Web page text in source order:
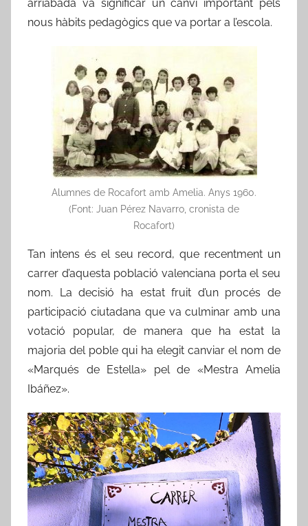
arriabada va significar un canvi important pels
nous hàbits pedagògics que va portar a l’escola.
Alumnes de Rocafort amb Amelia. Anys 1960.
(Font: Juan Pérez Navarro, cronista de
Rocafort)
Tan intens és el seu record, que recentment un
carrer d’aquesta població valenciana porta el seu
nom. La decisió ha estat fruit d’un procés de
participació ciutadana que va culminar amb una
votació popular, de manera que ha estat la
majoria del poble qui ha elegit canviar el nom de
«Marqués de Estella» pel de «Mestra Amelia
Ibáñez».